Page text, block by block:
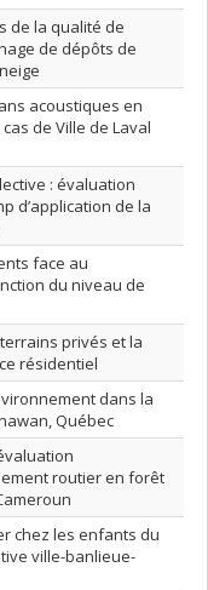
de la qualité de
de dépôts de
acoustiques en
de Ville de Laval
: évaluation
d’application de la
face au
du niveau de
privés et la
résidentiel
dans la
Québec
routier en forêt
chez les enfants du
ville-banlieue-